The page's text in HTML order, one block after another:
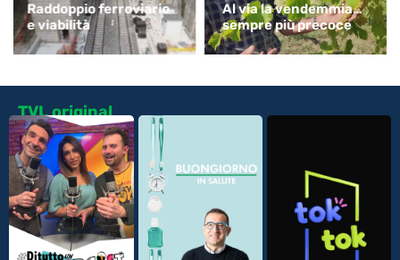
Raddoppio ferroviario
e viabilità
Al via la vendemmia…
sempre più precoce
TVL original